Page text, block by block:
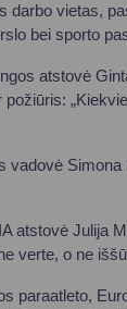
darbo vietas,
bei sporto
atstovė
požiūris:
vadovė
atstovė
verte, o ne
paraatleto,